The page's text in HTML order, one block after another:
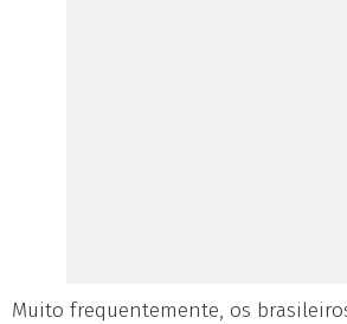
Muito frequentemente, os